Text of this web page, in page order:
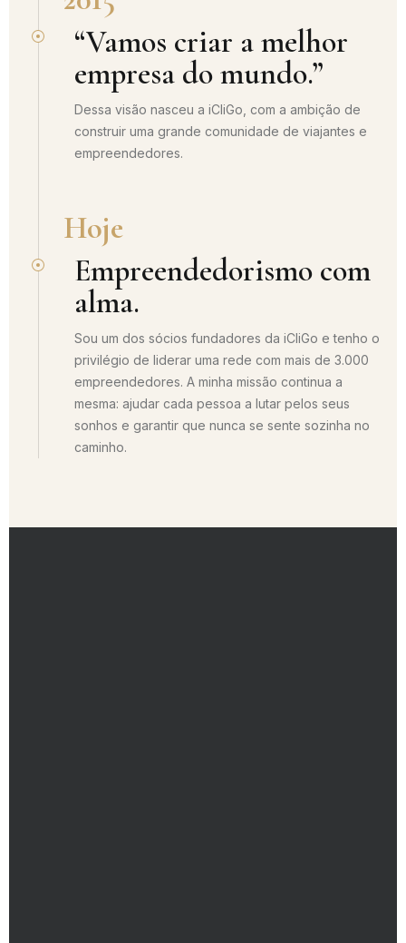
“Vamos criar a melhor
empresa do mundo.”
Dessa visão nasceu a iCliGo, com a ambição de
construir uma grande comunidade de viajantes e
empreendedores.
Hoje
Empreendedorismo com
alma.
Sou um dos sócios fundadores da iCliGo e tenho o
privilégio de liderar uma rede com mais de 3.000
empreendedores. A minha missão continua a
mesma: ajudar cada pessoa a lutar pelos seus
sonhos e garantir que nunca se sente sozinha no
caminho.